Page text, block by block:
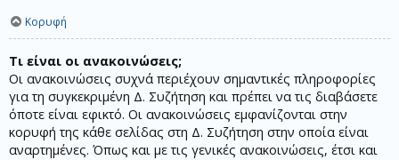
Κορυφή
Τι είναι οι ανακοινώσεις;
Οι ανακοινώσεις συχνά περιέχουν σημαντικές πληροφορίες
για τη συγκεκριμένη Δ. Συζήτηση και πρέπει να τις διαβάσετε
όποτε είναι εφικτό. Οι ανακοινώσεις εμφανίζονται στην
κορυφή της κάθε σελίδας στη Δ. Συζήτηση στην οποία είναι
αναρτημένες. Όπως και με τις γενικές ανακοινώσεις, έτσι και